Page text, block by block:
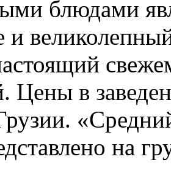
блюдами
и
Цены в
на